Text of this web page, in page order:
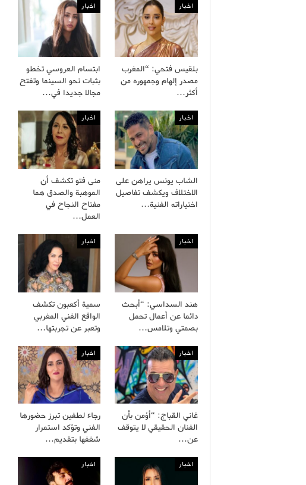
اخبار
بلقيس فتحي: “المغرب
مصدر إلهام وجمهوره من
أكثر…
اخبار
ابتسام العروسي تخطو
بثبات نحو السينما وتفتح
مجالا جديدا في…
اخبار
الشاب يونس يراهن على
الاختلاف ويكشف تفاصيل
اختياراته الفنية…
اخبار
منى فتو تكشف أن
الموهبة والصدق هما
مفتاح النجاح في
العمل…
اخبار
هند السداسي: “أبحث
دائما عن أعمال تحمل
بصمتي وتلامس…
اخبار
سمية أكعبون تكشف
الواقع الفني المغربي
وتعبر عن تجربتها…
اخبار
غاني القباج: “أؤمن بأن
الفنان الحقيقي لا يتوقف
عن…
اخبار
رجاء لطفين تبرز حضورها
الفني وتؤكد استمرار
شغفها بتقديم…
اخبار اخبار